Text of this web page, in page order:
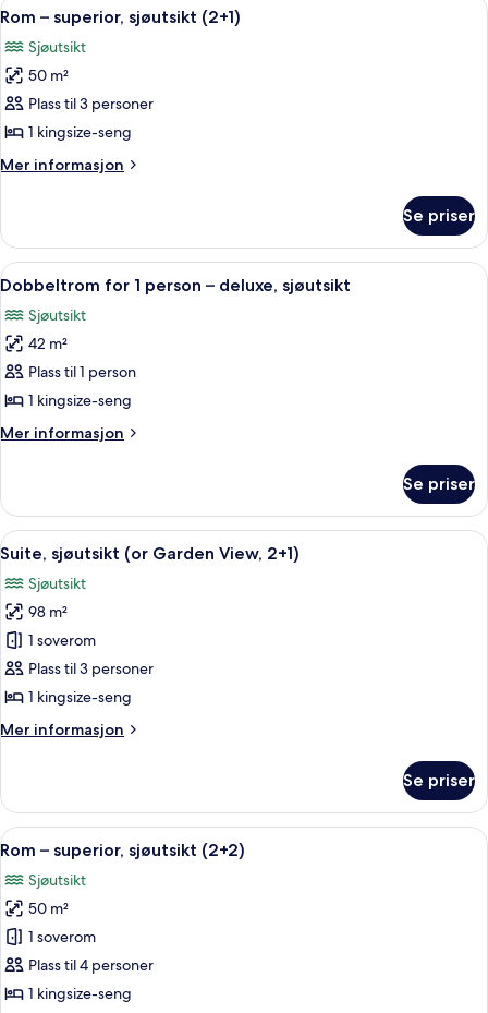
(2x2
Family)
alle
bildene
av
Rom
–
superior,
sjøutsikt
5
Rom – superior, sjøutsikt (2+1)
Sjøutsikt
50 m²
Plass til 3 personer
1 kingsize-seng
Mer informasjon
Mer
–
superior,
sjøutsikt
Se priser
Åpne
alle
bildene
av
Dobbeltrom
for
1
person
deluxe,
sjøutsikt
Sengetøy av topp kvalitet,
3
Dobbeltrom for 1 person – deluxe, sjøutsikt
Sjøutsikt
42 m²
Plass til 1 person
1 kingsize-seng
Mer informasjon
Mer
for
person
deluxe,
sjøutsikt
Se priser
Åpne
alle
bildene
av
Suite,
sjøutsikt
(or
View,
Sengetøy av topp kvalitet,
3
Suite, sjøutsikt (or Garden View, 2+1)
Sjøutsikt
98 m²
1 soverom
Plass til 3 personer
1 kingsize-seng
Mer informasjon
Mer
sjøutsikt
(or
Garden
2+1)
Se priser
Åpne
alle
bildene
av
Rom
–
superior,
Sengetøy av topp kvalitet,
5
Rom – superior, sjøutsikt (2+2)
Sjøutsikt
50 m²
1 soverom
Plass til 4 personer
1 kingsize-seng